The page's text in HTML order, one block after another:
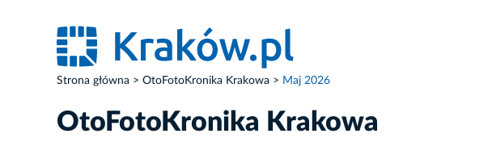
Strona główna OtoFotoKronika Krakowa Maj 2026
OtoFotoKronika Krakowa